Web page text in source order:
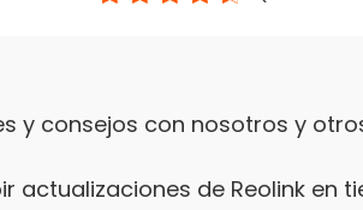
y consejos con nosotros y
actualizaciones de Reolink en